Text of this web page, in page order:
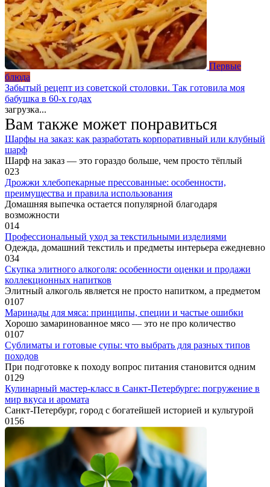
Первые
блюда
Забытый рецепт из советской столовки. Так готовила моя
бабушка в 60-х годах
загрузка...
Вам также может понравиться
Шарфы на заказ: как разработать корпоративный или клубный
шарф
Шарф на заказ — это гораздо больше, чем просто тёплый
023
Дрожжи хлебопекарные прессованные: особенности,
преимущества и правила использования
Домашняя выпечка остается популярной благодаря
возможности
014
Профессиональный уход за текстильными изделиями
Одежда, домашний текстиль и предметы интерьера ежедневно
034
Скупка элитного алкоголя: особенности оценки и продажи
коллекционных напитков
Элитный алкоголь является не просто напитком, а предметом
0107
Маринады для мяса: принципы, специи и частые ошибки
Хорошо замаринованное мясо — это не про количество
0107
Сублиматы и готовые супы: что выбрать для разных типов
походов
При подготовке к походу вопрос питания становится одним
0129
Кулинарный мастер-класс в Санкт-Петербурге: погружение в
мир вкуса и аромата
Санкт-Петербург, город с богатейшей историей и культурой
0156